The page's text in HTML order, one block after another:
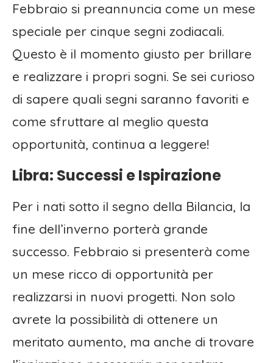
Febbraio si preannuncia come un mese
speciale per cinque segni zodiacali.
Questo è il momento giusto per brillare
e realizzare i propri sogni. Se sei curioso
di sapere quali segni saranno favoriti e
come sfruttare al meglio questa
opportunità, continua a leggere!
Libra: Successi e Ispirazione
Per i nati sotto il segno della Bilancia, la
fine dell’inverno porterà grande
successo. Febbraio si presenterà come
un mese ricco di opportunità per
realizzarsi in nuovi progetti. Non solo
avrete la possibilità di ottenere un
meritato aumento, ma anche di trovare